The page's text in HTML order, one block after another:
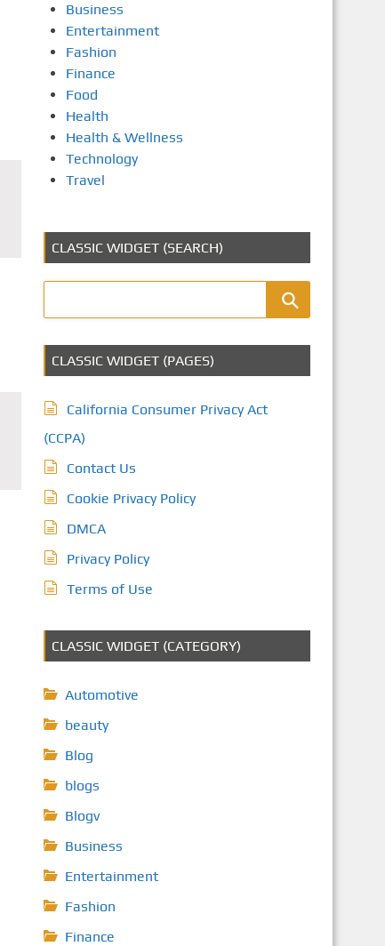
Business
Entertainment
Fashion
Finance
Food
Health
Health & Wellness
Technology
Travel
CLASSIC WIDGET (SEARCH)
CLASSIC WIDGET (PAGES)
California Consumer Privacy Act
(CCPA)
Contact Us
Cookie Privacy Policy
DMCA
Privacy Policy
Terms of Use
CLASSIC WIDGET (CATEGORY)
Automotive
beauty
Blog
blogs
Blogv
Business
Entertainment
Fashion
Finance